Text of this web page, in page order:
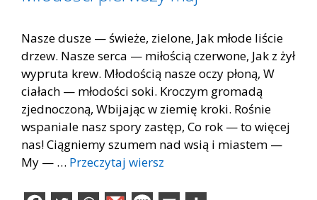
Nasze dusze — świeże, zielone, Jak młode liście
drzew. Nasze serca — miłością czerwone, Jak z żył
wypruta krew. Młodością nasze oczy płoną, W
ciałach — młodości soki. Kroczym gromadą
zjednoczoną, Wbijając w ziemię kroki. Rośnie
wspaniale nasz spory zastęp, Co rok — to więcej
nas! Ciągniemy szumem nad wsią i miastem —
My — … Przeczytaj wiersz